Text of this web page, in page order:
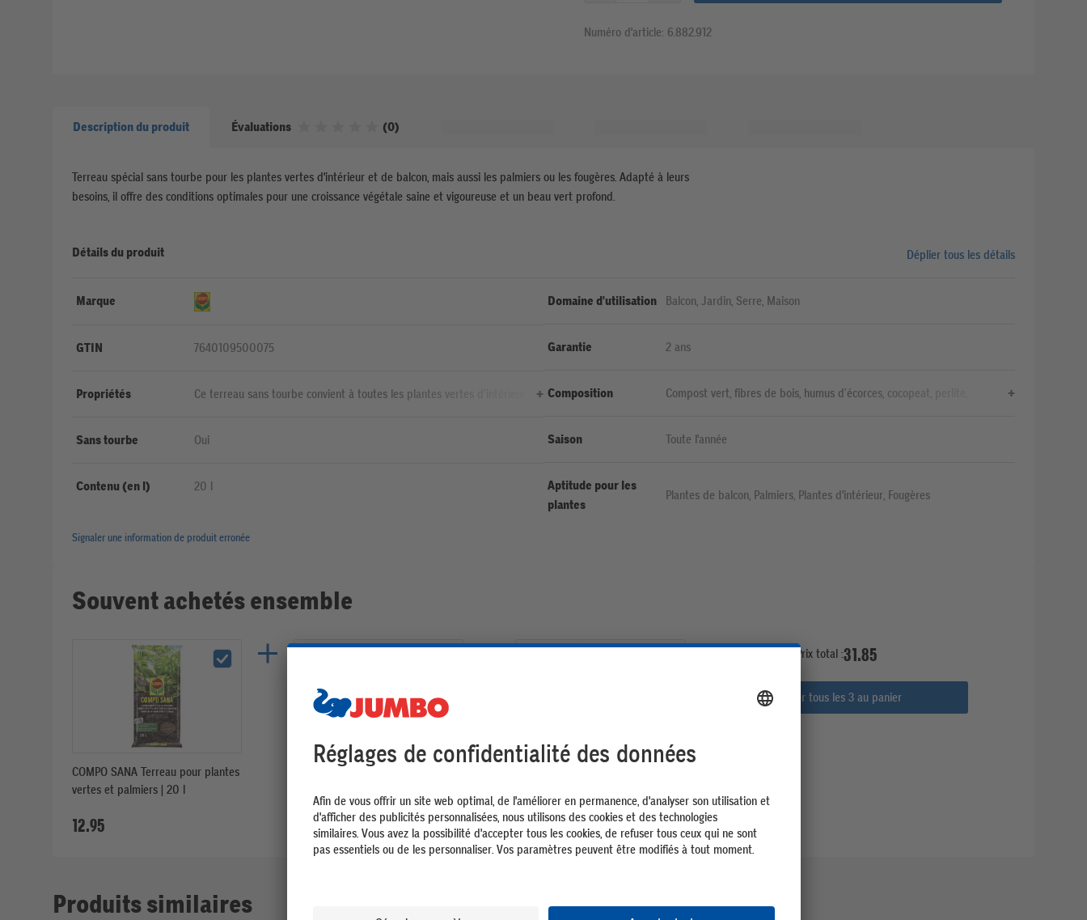
Numéro d'article: 6.882.912
Description du produit Évaluations Noté 0 sur 5 étoiles
(0)
Terreau spécial sans tourbe pour les plantes vertes d'intérieur et de balcon, mais aussi les palmiers ou les fougères. Adapté à leurs
besoins, il offre des conditions optimales pour une croissance végétale saine et vigoureuse et un beau vert profond.
Détails du produit Déplier tous les détails
Marque
GTIN 7640109500075
Propriétés
Ce terreau sans tourbe convient à toutes les plantes vertes d’intérieur
fertilisation optimale des plantes pendant 8 semaines, la structure
Sans tourbe Oui
Contenu (en l) 20 l
Domaine d'utilisation Balcon, Jardin, Serre, Maison
Garantie 2 ans
Composition
Compost vert, fibres de bois, humus d’écorces, cocopeat, perlite,
oligoéléments
Saison Toute l'année
Aptitude pour les
plantes
Plantes de balcon, Palmiers, Plantes d'intérieur, Fougères
Signaler une information de produit erronée
Souvent achetés ensemble
COMPO SANA Terreau pour plantes
vertes et palmiers | 20 l
12.95 12.95 5.95
Prix total :31.85
Ajouter tous les 3 au panier
Produits similaires